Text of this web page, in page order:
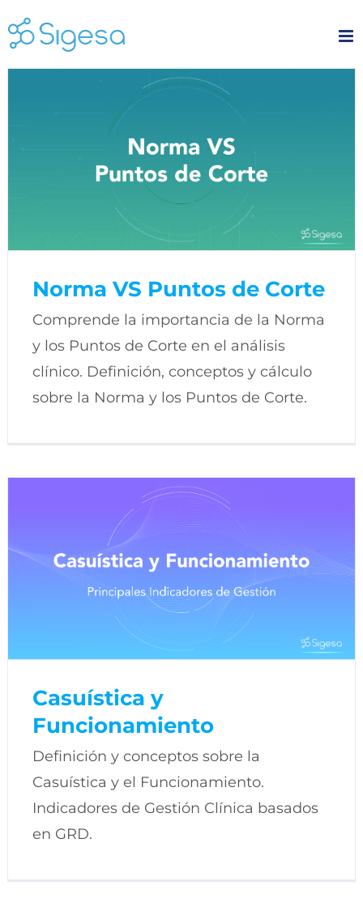
to
Norma VS Puntos de Corte
Comprende la importancia de la Norma
y los Puntos de Corte en el análisis
clínico. Definición, conceptos y cálculo
sobre la Norma y los Puntos de Corte.
Casuística y
Funcionamiento
Definición y conceptos sobre la
Casuística y el Funcionamiento.
Indicadores de Gestión Clínica basados
en GRD.